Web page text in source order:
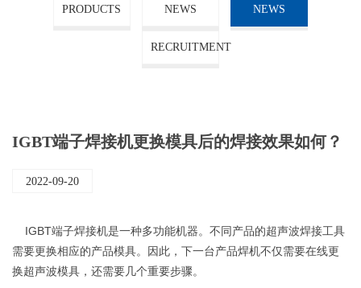
PRODUCTS
NEWS
NEWS
RECRUITMENT
IGBT端子焊接机更换模具后的焊接效果如何？
2022-09-20
IGBT端子焊接机是一种多功能机器。不同产品的超声波焊接工具
需要更换相应的产品模具。因此，下一台产品焊机不仅需要在线更
换超声波模具，还需要几个重要步骤。